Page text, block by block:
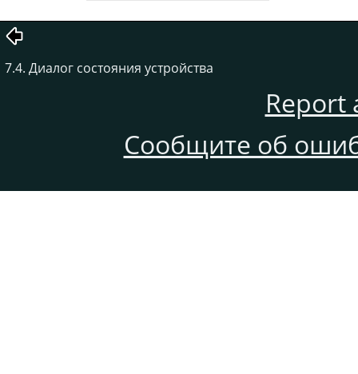
7.4. Диалог состояния устройства
Report
Сообщите об